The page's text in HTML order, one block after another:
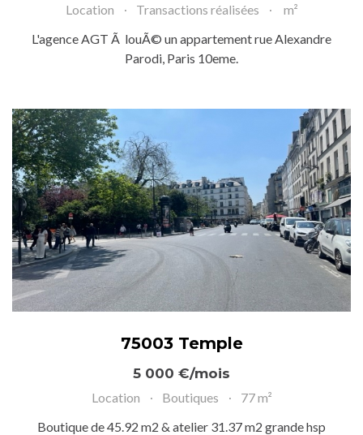
Location Transactions réalisées
m²
L'agence AGT Ã louÃ© un appartement rue Alexandre
Parodi, Paris 10eme.
75003 Temple
5 000 €/mois
Location Boutiques
77 m²
Boutique de 45.92 m2 & atelier 31.37 m2 grande hsp